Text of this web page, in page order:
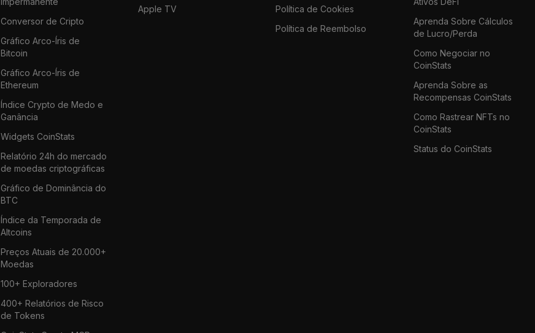
Conversor de Cripto
Gráfico Arco-Íris de
Bitcoin
Gráfico Arco-Íris de
Ethereum
Índice Crypto de Medo e
Ganância
Widgets CoinStats
Relatório 24h do mercado
de moedas criptográficas
Gráfico de Dominância do
BTC
Índice da Temporada de
Altcoins
Preços Atuais de 20.000+
Moedas
100+ Exploradores
400+ Relatórios de Risco
de Tokens
Apple TV
Política de Cookies
Política de Reembolso
Aprenda Sobre Cálculos
de Lucro/Perda
Como Negociar no
CoinStats
Aprenda Sobre as
Recompensas CoinStats
Como Rastrear NFTs no
CoinStats
Status do CoinStats